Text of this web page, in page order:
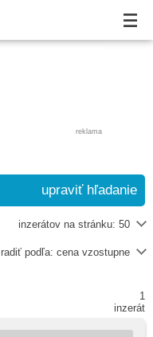
reklama
upraviť hľadanie
inzerátov na stránku: 50
radiť podľa: cena vzostupne
1
inzerát